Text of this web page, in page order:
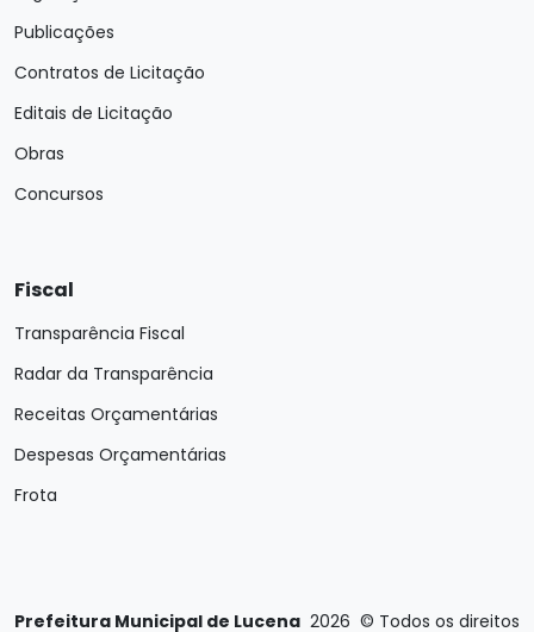
Publicações
Contratos de Licitação
Editais de Licitação
Obras
Concursos
Fiscal
Transparência Fiscal
Radar da Transparência
Receitas Orçamentárias
Despesas Orçamentárias
Frota
Prefeitura Municipal de Lucena 2026 © Todos os direitos